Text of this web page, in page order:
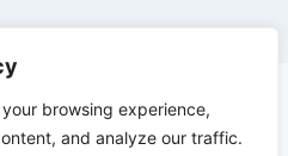
browsing experience,
and analyze our traffic.